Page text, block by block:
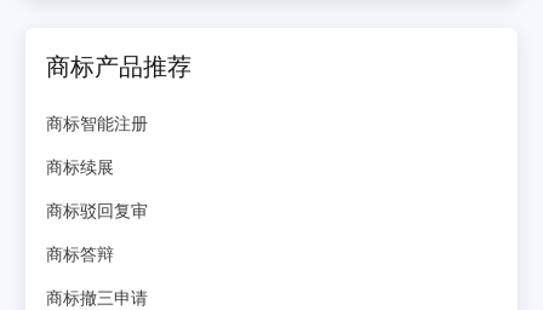
商标产品推荐
商标智能注册
商标续展
商标驳回复审
商标答辩
商标撤三申请